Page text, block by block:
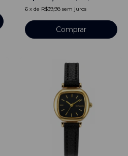
6 x de R$39,98 sem juros
Comprar